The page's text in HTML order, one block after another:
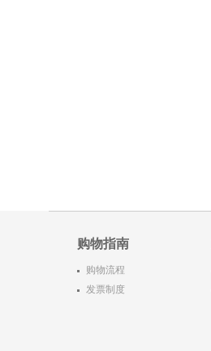
购物指南
购物流程
发票制度